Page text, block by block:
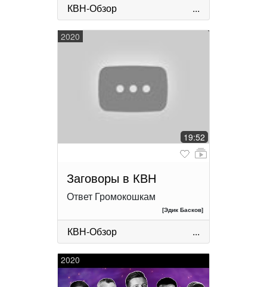
КВН-Обзор ...
2020
19:52
Заговоры в КВН
Ответ Громокошкам
[Эдик Басков]
КВН-Обзор ...
2020